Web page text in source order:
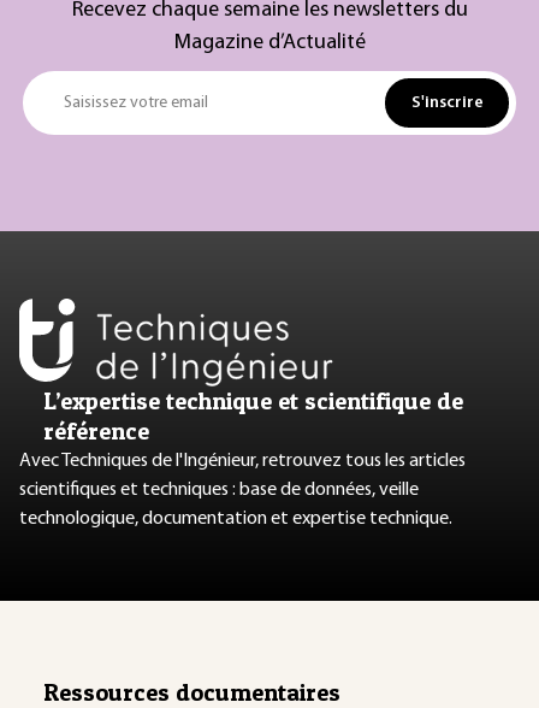
Recevez chaque semaine les newsletters du
Magazine d’Actualité
Saisissez votre email S'inscrire
L’expertise technique et scientifique de
référence
Avec Techniques de l'Ingénieur, retrouvez tous les articles
scientifiques et techniques : base de données, veille
technologique, documentation et expertise technique.
Ressources documentaires